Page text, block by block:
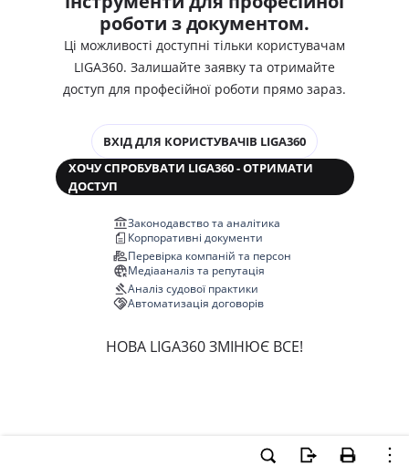
роботи з документом.
Ці можливості доступні тільки користувачам
LIGA360. Залишайте заявку та отримайте
доступ для професійної роботи прямо зараз.
ВХІД ДЛЯ КОРИСТУВАЧІВ LIGA360
ХОЧУ СПРОБУВАТИ LIGA360 - ОТРИМАТИ
ДОСТУП
Законодавство та аналітика
Корпоративні документи
Перевірка компаній та персон
Медіааналіз та репутація
Аналіз судової практики
Автоматизація договорів
НОВА LIGA360 ЗМІНЮЄ ВСЕ!